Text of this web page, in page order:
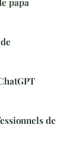
papa
de